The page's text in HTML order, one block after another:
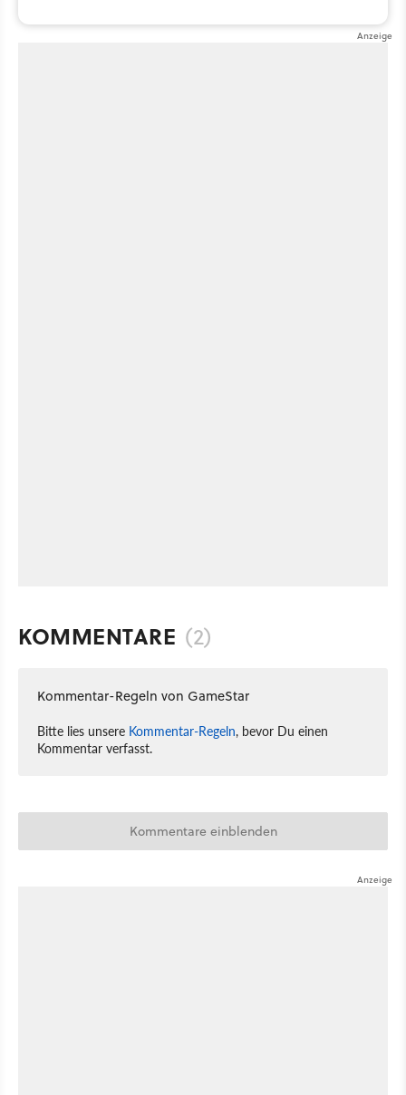
KOMMENTARE (2)
Kommentar-Regeln von GameStar
Bitte lies unsere Kommentar-Regeln, bevor Du einen
Kommentar verfasst.
Kommentare einblenden